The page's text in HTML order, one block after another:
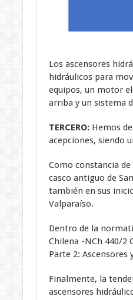
Los ascensores
hidráulicos para
equipos, un motor
arriba y un sistema
TERCERO:Hemos
acepciones, siendo
Como constancia
casco antiguo de
también en sus
Valparaíso.
Dentro de la
Chilena -NCh 440/2
Parte 2: Ascensores
Finalmente, la
ascensores